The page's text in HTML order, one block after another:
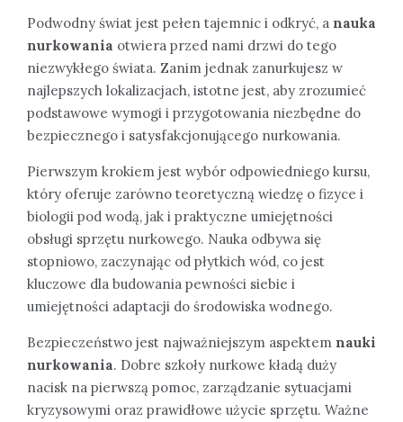
Podwodny świat jest pełen tajemnic i odkryć, a nauka
nurkowania otwiera przed nami drzwi do tego
niezwykłego świata. Zanim jednak zanurkujesz w
najlepszych lokalizacjach, istotne jest, aby zrozumieć
podstawowe wymogi i przygotowania niezbędne do
bezpiecznego i satysfakcjonującego nurkowania.
Pierwszym krokiem jest wybór odpowiedniego kursu,
który oferuje zarówno teoretyczną wiedzę o fizyce i
biologii pod wodą, jak i praktyczne umiejętności
obsługi sprzętu nurkowego. Nauka odbywa się
stopniowo, zaczynając od płytkich wód, co jest
kluczowe dla budowania pewności siebie i
umiejętności adaptacji do środowiska wodnego.
Bezpieczeństwo jest najważniejszym aspektem nauki
nurkowania. Dobre szkoły nurkowe kładą duży
nacisk na pierwszą pomoc, zarządzanie sytuacjami
kryzysowymi oraz prawidłowe użycie sprzętu. Ważne